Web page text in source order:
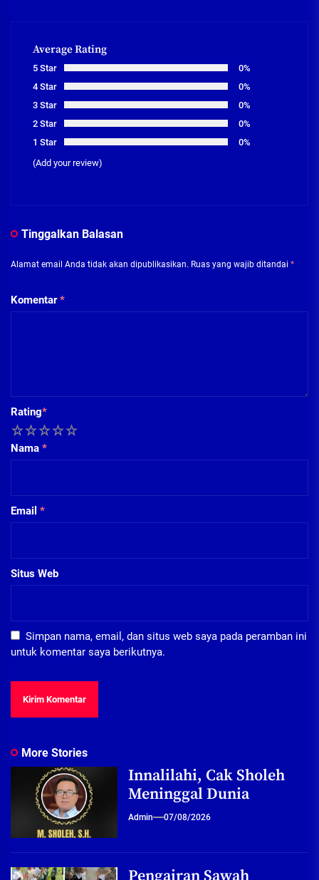
Average Rating
5 Star
0%
4 Star
0%
3 Star
0%
2 Star
0%
1 Star
0%
(Add your review)
Tinggalkan Balasan
Alamat email Anda tidak akan dipublikasikan. Ruas yang wajib ditandai *
Komentar*
Rating*
5
4
3
2
Nama *
Email *
Situs Web
Simpan nama, email, dan situs web saya pada peramban ini
untuk komentar saya berikutnya.
More Stories
Innalilahi, Cak Sholeh
Meninggal Dunia
Admin 07/08/2026
Pengairan Sawah